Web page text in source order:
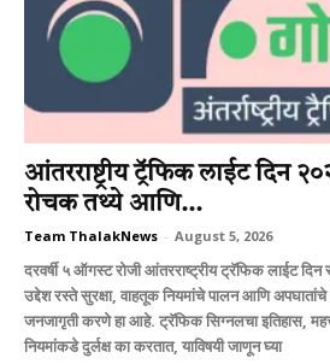
आंतरराष्ट्रीय ट्रॅफिक लाईट दिन
रोचक तथ्ये आणि...
Team ThalakNews - August 5, 2026
दरवर्षी ५ ऑगस्ट रोजी आंतरराष्ट्रीय ट्रॅफिक लाईट दिन
उद्देश रस्ते सुरक्षा, वाहतूक नियमांचे पालन आणि
जनजागृती करणे हा आहे. ट्रॅफिक सिग्नलचा इतिहास,
नियमांकडे दुर्लक्ष का करतात, याविषयी जाणून घ्या